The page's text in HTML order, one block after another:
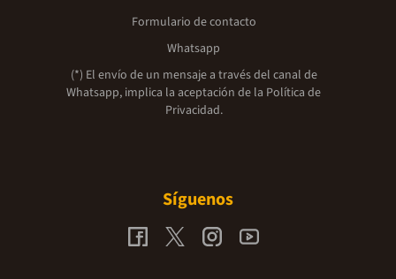
Formulario de contacto
Whatsapp
(*) El envío de un mensaje a través del canal de
Whatsapp, implica la aceptación de la Política de
Privacidad.
Síguenos